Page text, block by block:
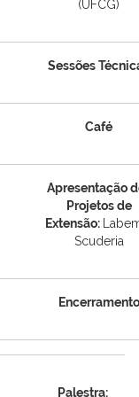
(UFCG)
Sessões
Café
Apresentação
Projetos de
Extensão:
Scuderia
Encerramento
Palestra: